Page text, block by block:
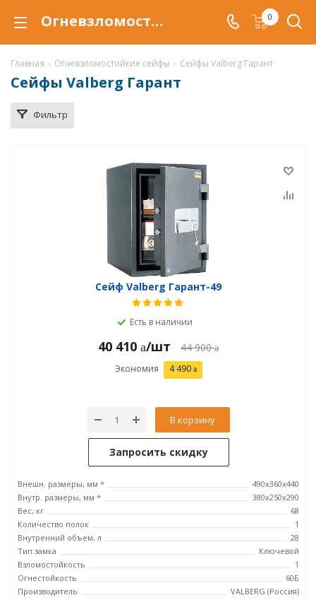
Огневзломостойкий сейф Valberg Гарант купить в Самаре, сейфы Valberg Гарант с защитой от взлома и от огня по низкой цене c доставкой 0
Главная - Огневзломостойкие сейфы - Сейфы Valberg Гарант
Сейфы Valberg Гарант
Фильтр
Сейф Valberg Гарант-49
Есть в наличии
40 410 /шт 44 900
Экономия 4 490
В корзину
Запросить скидку
Внешн. размеры, мм *
490x360x440
Внутр. размеры, мм *
380x250x290
Вес, кг
68
Количество полок
1
Внутренний объем, л
28
Тип замка
Ключевой
Взломостойкость
1
Огнестойкость
60Б
Производитель
VALBERG (Россия)